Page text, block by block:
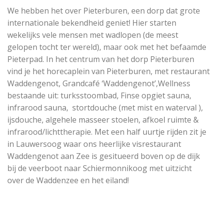
We hebben het over Pieterburen, een dorp dat grote
internationale bekendheid geniet! Hier starten
wekelijks vele mensen met wadlopen (de meest
gelopen tocht ter wereld), maar ook met het befaamde
Pieterpad. In het centrum van het dorp Pieterburen
vind je het horecaplein van Pieterburen, met restaurant
Waddengenot, Grandcafé ‘Waddengenot’,Wellness
bestaande uit: turksstoombad, Finse opgiet sauna,
infrarood sauna, stortdouche (met mist en waterval ),
ijsdouche, algehele masseer stoelen, afkoel ruimte &
infrarood/lichttherapie. Met een half uurtje rijden zit je
in Lauwersoog waar ons heerlijke visrestaurant
Waddengenot aan Zee is gesitueerd boven op de dijk
bij de veerboot naar Schiermonnikoog met uitzicht
over de Waddenzee en het eiland!